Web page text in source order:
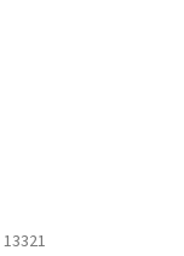
13321